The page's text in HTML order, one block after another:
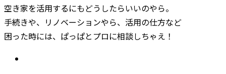
空き家を活用するにもどうしたらいいのやら。
手続きや、リノベーションやら、活用の仕方など
困った時には、ぱっぱとプロに相談しちゃえ！